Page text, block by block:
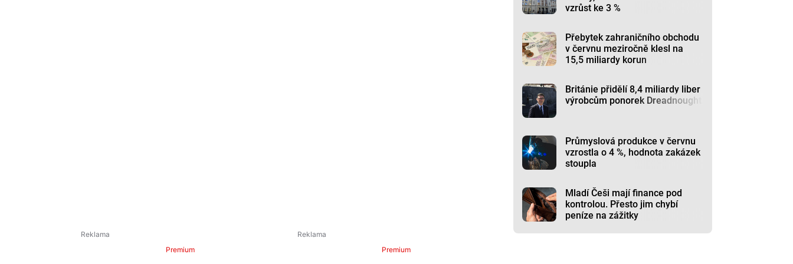
vzrůst ke 3 %
Přebytek zahraničního obchodu
v červnu meziročně klesl na
15,5 miliardy korun
Británie přidělí 8,4 miliardy liber
výrobcům ponorek Dreadnought
Průmyslová produkce v červnu
vzrostla o 4 %, hodnota zakázek
stoupla
Mladí Češi mají finance pod
kontrolou. Přesto jim chybí
peníze na zážitky
Premium Premium